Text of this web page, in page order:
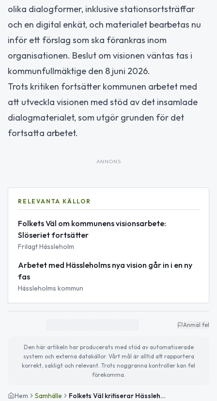
olika dialogformer, inklusive stationsortsträffar
och en digital enkät, och materialet bearbetas nu
inför ett förslag som ska förankras inom
organisationen. Beslut om visionen väntas tas i
kommunfullmäktige den 8 juni 2026.
Trots kritiken fortsätter kommunen arbetet med
att utveckla visionen med stöd av det insamlade
dialogmaterialet, som utgör grunden för det
fortsatta arbetet.
ANNONS
RELEVANTA KÄLLOR
Folkets Väl om kommunens visionsarbete:
Slöseriet fortsätter
Frilagt Hässleholm
Arbetet med Hässleholms nya vision går in i en ny
fas
Hässleholms kommun
Anmäl fel
Den här artikeln har producerats med stöd av automatiserade
system och externa datakällor. Vårt mål är alltid att rapportera
korrekt, sakligt och relevant. Trots noggranna kontroller kan fel
förekomma.
Hem Samhälle Folkets Väl kritiserar Hässleholms kommuns visionsarbete som slöseri